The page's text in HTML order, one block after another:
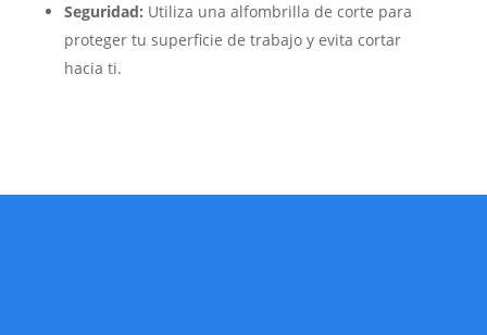
Seguridad: Utiliza una alfombrilla de corte para
proteger tu superficie de trabajo y evita cortar
hacia ti.